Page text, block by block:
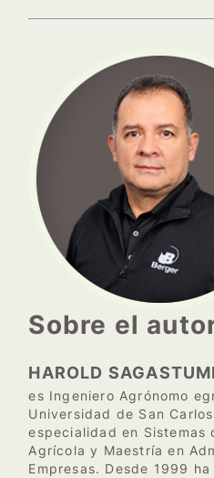
Sobre el
HAROLD
es Ingeniero Agrónomo
Universidad de San
especialidad en Sistemas
Agrícola y Maestría en
Empresas. Desde 1999